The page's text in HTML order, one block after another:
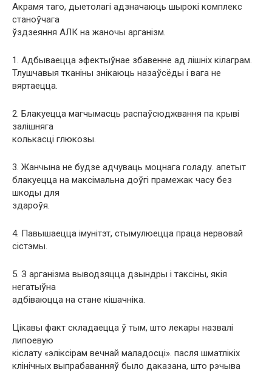
Акрамя таго, дыетолагі адзначаюць шырокі комплекс
станоўчага
ўздзеяння АЛК на жаночы арганізм.
1. Адбываецца эфектыўнае збавенне ад лішніх кілаграм.
Тлушчавыя тканіны знікаюць назаўсёды і вага не
вяртаецца.
2. Блакуецца магчымасць распаўсюджвання па крыві
залішняга
колькасці глюкозы.
3. Жанчына не будзе адчуваць моцнага голаду. апетыт
блакуецца на максімальна доўгі прамежак часу без
шкоды для
здароўя.
4. Павышаецца імунітэт, стымулюецца праца нервовай
сістэмы.
5. З арганізма выводзяцца дзындры і таксіны, якія
негатыўна
адбіваюцца на стане кішачніка.
Цікавы факт складаецца ў тым, што лекары назвалі
липоевую
кіслату «эліксірам вечнай маладосці». пасля шматлікіх
клінічных выпрабаванняў было даказана, што рэчыва